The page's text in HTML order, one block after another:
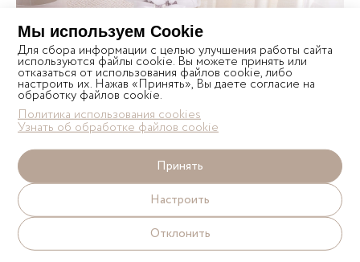
Мы используем Cookie
Для сбора информации с целью улучшения работы сайта
используются файлы cookie. Вы можете принять или
отказаться от использования файлов cookie, либо
настроить их. Нажав «Принять», Вы даете согласие на
обработку файлов cookie.
Политика использования cookies
Узнать об обработке файлов cookie
Принять
Настроить
Отклонить